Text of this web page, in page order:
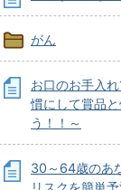
がん
お口のお手入
慣にして賞品
う！！～
30～64歳のあ
リスクを簡単